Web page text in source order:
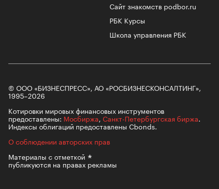
Сайт знакомств podbor.ru
РБК Курсы
Школа управления РБК
© ООО «БИЗНЕСПРЕСС», АО «РОСБИЗНЕСКОНСАЛТИНГ»,
1995–2026
Котировки мировых финансовых инструментов
предоставлены: Мосбиржа, Санкт-Петербургская биржа.
Индексы облигаций предоставлены Cbonds.
О соблюдении авторских прав
Материалы сотметкой
публикуются на правах рекламы